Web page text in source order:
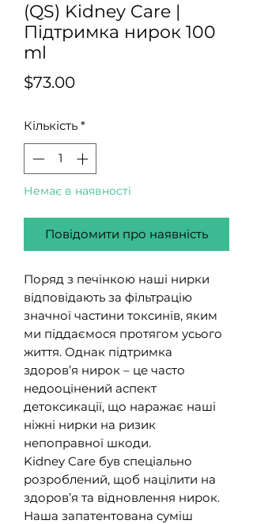
(QS) Kidney Care |
Підтримка нирок 100
ml
$73.00Ціна
Кількість *
Немає в наявності
Повідомити про наявність
Поряд з печінкою наші нирки
відповідають за фільтрацію
значної частини токсинів, яким
ми піддаємося протягом усього
життя. Однак підтримка
здоров’я нирок – це часто
недооцінений аспект
детоксикації, що наражає наші
ніжні нирки на ризик
непоправної шкоди.
Kidney Care був спеціально
розроблений, щоб націлити на
здоров’я та відновлення нирок.
Наша запатентована суміш